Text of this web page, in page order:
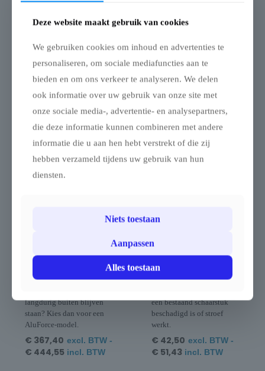
Vouwtent AluLite
Flexxum Marketbase
Aluminium frame – 3
x 3m – Wanddikte
frame 1,5 mm –
2jaar garantie
Vouwtent AluLite – 3×3 m
– Enkel het frame
en mobiel gebruik. Dankzij
afgeronde hoeken, het lage
gewicht en de snelle opzet
markten, events, feestjes en
langdurig buiten blijven
staan? Kies dan voor een
AluForce-model.
€ 367,40 excl. BTW -
€ 444,55incl. BTW
AluForce Flexxum
Schaarstuk 3m –
3x3m – 3×4.5m –
3×6 m
aluminium vouwtent 3 x 3
m / 3 x 4,5 m / 3 x 6 m
verbindt de schaarprofielen
een stabiele structuur én
een vlotte openings- en
sluitbeweging van de tent.
Ideaal als
een bestaand schaarstuk
beschadigd is of stroef
werkt.
€ 42,50 excl. BTW -
€ 51,43incl. BTW
Deze website maakt gebruik van cookies
We gebruiken cookies om inhoud en advertenties te
personaliseren, om sociale mediafuncties aan te
bieden en om ons verkeer te analyseren. We delen
ook informatie over uw gebruik van onze site met
onze sociale media-, advertentie- en analysepartners,
die deze informatie kunnen combineren met andere
informatie die u aan hen hebt verstrekt of die zij
hebben verzameld tijdens uw gebruik van hun
diensten.
Niets toestaan
Aanpassen
Alles toestaan